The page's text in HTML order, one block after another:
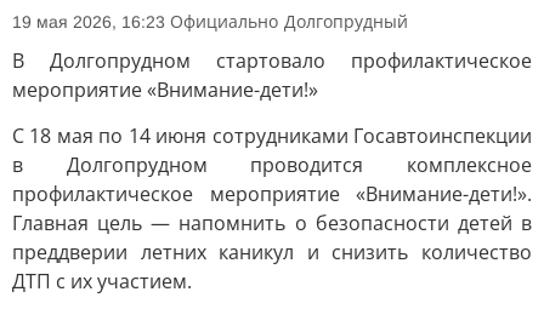
19 мая 2026, 16:23 Официально Долгопрудный
В Долгопрудном стартовало профилактическое
мероприятие «Внимание-дети!»
С 18 мая по 14 июня сотрудниками Госавтоинспекции
в Долгопрудном проводится комплексное
профилактическое мероприятие «Внимание-дети!».
Главная цель — напомнить о безопасности детей в
преддверии летних каникул и снизить количество
ДТП с их участием.